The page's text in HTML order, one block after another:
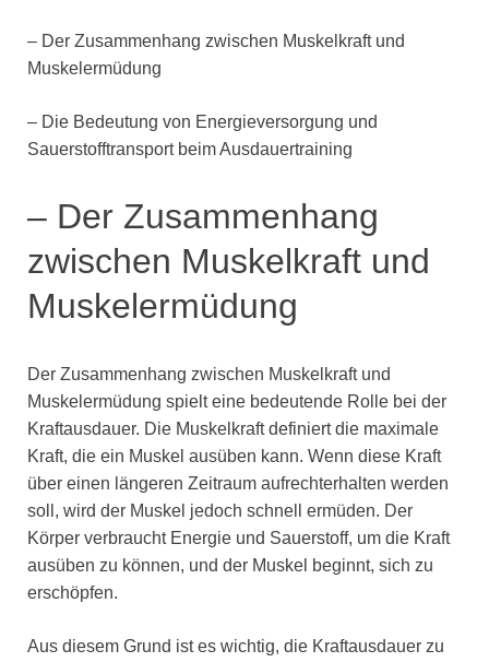
– Der Zusammenhang zwischen Muskelkraft und
Muskelermüdung
– Die Bedeutung von Energieversorgung und
Sauerstofftransport beim Ausdauertraining
– Der Zusammenhang
zwischen Muskelkraft und
Muskelermüdung
Der Zusammenhang zwischen Muskelkraft und
Muskelermüdung spielt eine bedeutende Rolle bei der
Kraftausdauer. Die Muskelkraft definiert die maximale
Kraft, die ein Muskel ausüben kann. Wenn diese Kraft
über einen längeren Zeitraum aufrechterhalten werden
soll, wird der Muskel jedoch schnell ermüden. Der
Körper verbraucht Energie und Sauerstoff, um die Kraft
ausüben zu können, und der Muskel beginnt, sich zu
erschöpfen.
Aus diesem Grund ist es wichtig, die Kraftausdauer zu